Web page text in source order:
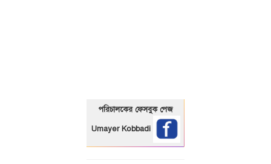
পরিচালকের ফেসবুক পেজ
Umayer Kobbadi